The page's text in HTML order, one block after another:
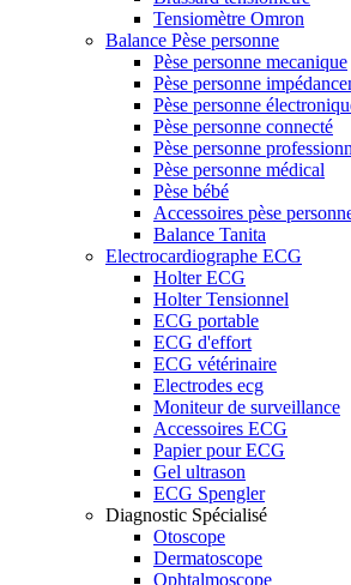
Tensiomètre Omron
Balance Pèse personne
Pèse personne mecanique
Pèse personne
Pèse personne
Pèse personne connecté
Pèse personne
Pèse personne médical
Pèse bébé
Accessoires pèse
Balance Tanita
Electrocardiographe ECG
Holter ECG
Holter Tensionnel
ECG portable
ECG d'effort
ECG vétérinaire
Electrodes ecg
Moniteur de surveillance
Accessoires ECG
Papier pour ECG
Gel ultrason
ECG Spengler
Diagnostic Spécialisé
Otoscope
Dermatoscope
Ophtalmoscope